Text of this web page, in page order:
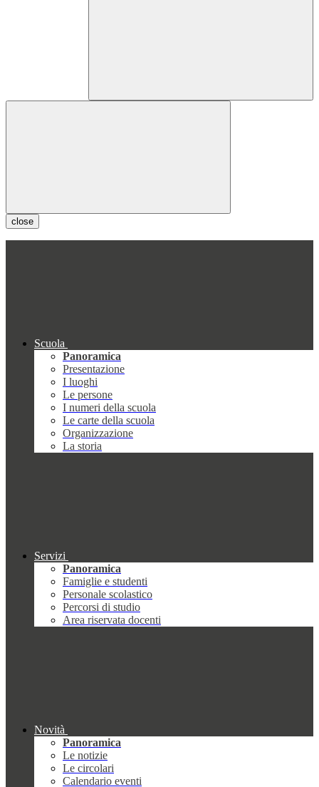
close
Scuola
Panoramica
Presentazione
I luoghi
Le persone
I numeri della scuola
Le carte della scuola
Organizzazione
La storia
Servizi
Panoramica
Famiglie e studenti
Personale scolastico
Percorsi di studio
Area riservata docenti
Novità
Panoramica
Le notizie
Le circolari
Calendario eventi